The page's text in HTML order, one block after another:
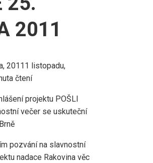
2011
2011 1 listopadu,
čtení
projektu POŠLI
večer se uskuteční
pozvání na slavnostní
nadace Rakovina věc